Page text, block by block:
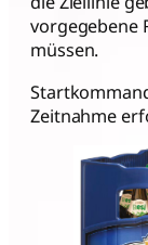
vorgegebene
müssen.
Zeitnahme